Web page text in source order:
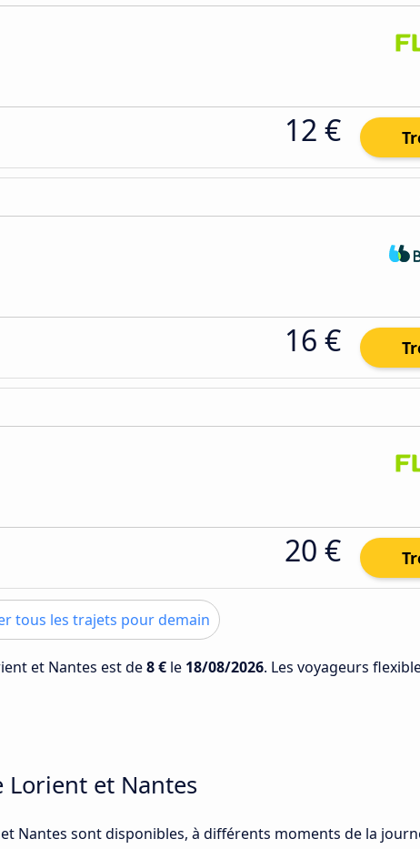
12 €
16 €
20 €
tous les trajets pour demain
et Nantes est de8 € le 18/08/2026. Les voyageurs
Lorient et Nantes
Nantes sont disponibles, à différents moments de la